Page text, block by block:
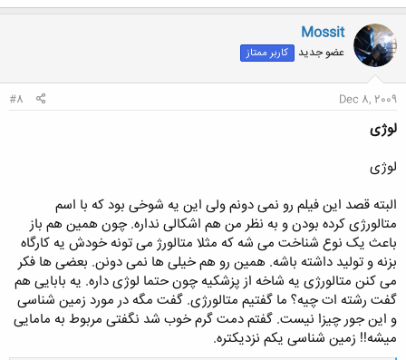
ک
ن
ش
ه
ا
Mossit
عضو جدید کاربر ممتاز
Dec 8, 2009
#8
لوژی
لوژی
البته قصد این فیلم رو نمی دونم ولی این یه شوخی بود که با اسم
متالورژی کرده بودن و به نظر من هم اشکالی نداره. چون همین هم باز
باعث یک نوع شناخت می شه که مثلا متالورژ می تونه خودش یه کارگاه
بزنه و تولید داشته باشه. همین رو هم خیلی ها نمی دونن. بعضی ها فکر
می کنن متالورژی یه شاخه از پزشکیه چون حتما لوژی داره. یه بابایی هم
گفت رشته ات چیه؟ ما گفتیم متالورژی. گفت مگه در مورد زمین شناسی
و این جور چیزا نیست. گفتم دمت گرم خوب شد نگفتی مربوط به مامایی
میشه!! زمین شناسی یکم نزدیکتره.